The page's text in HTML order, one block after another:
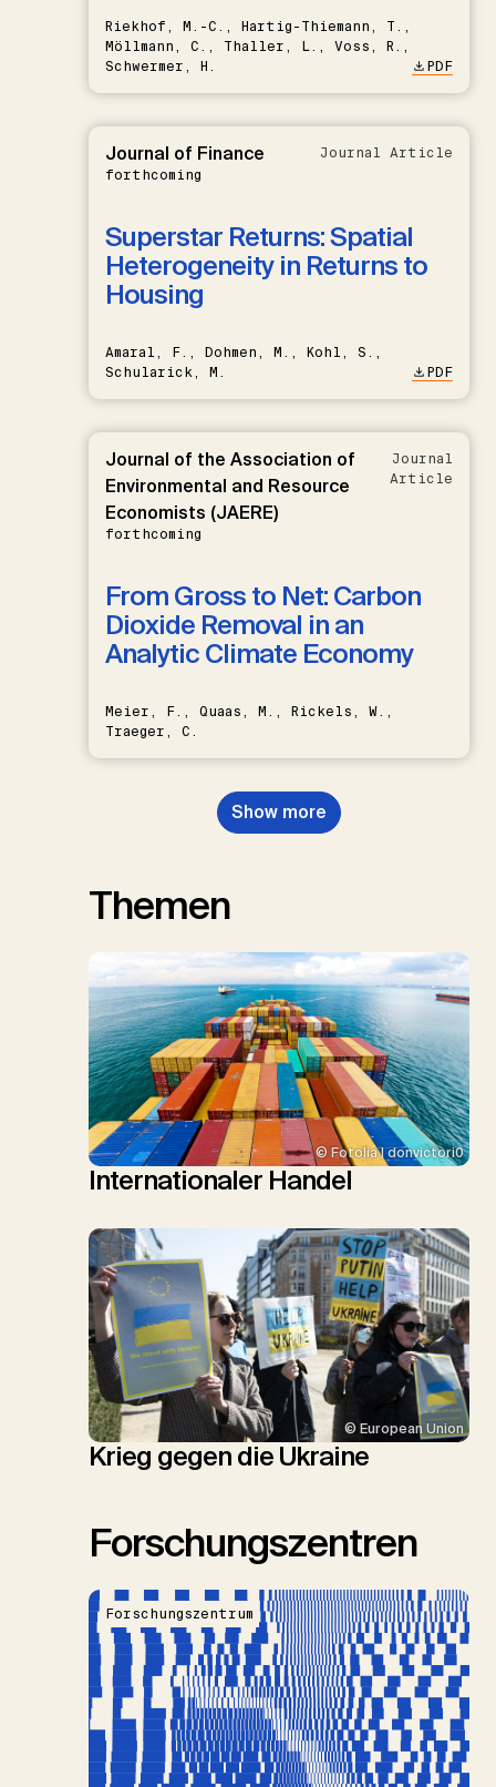
Riekhof, M.-C., Hartig-Thiemann, T.,
Möllmann, C., Thaller, L., Voss, R.,
Schwermer, H.
PDF
Journal of Finance
forthcoming
Journal Article
Superstar Returns: Spatial
Heterogeneity in Returns to
Housing
Amaral, F., Dohmen, M., Kohl, S.,
Schularick, M.
PDF
Journal of the Association of
Environmental and Resource
Economists (JAERE)
forthcoming
Journal
Article
From Gross to Net: Carbon
Dioxide Removal in an
Analytic Climate Economy
Meier, F., Quaas, M., Rickels, W.,
Traeger, C.
Show more
Themen
© Fotolia | donvictori0
Internationaler Handel
© European Union
Krieg gegen die Ukraine
Forschungszentren
Forschungszentrum